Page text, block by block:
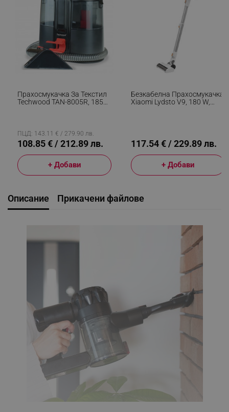
Прахосмукачка За Текстил
Techwood TAN-8005R, 185W,
40 Мин Автономия, 2
Скорости, Черен/червен
ПЦД: 143.11 € / 279.90 лв.
108.85 € / 212.89 лв.
+ Добави
Безкабелна Прахосмукачка
Xiaomi Lydsto V9, 180 W,
117.54 € / 229.89 лв.
+ Добави
Описание Прикачени файлове